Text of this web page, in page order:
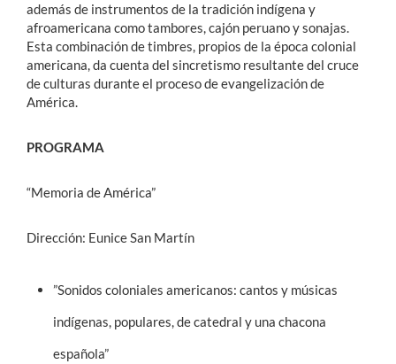
además de instrumentos de la tradición indígena y
afroamericana como tambores, cajón peruano y sonajas.
Esta combinación de timbres, propios de la época colonial
americana, da cuenta del sincretismo resultante del cruce
de culturas durante el proceso de evangelización de
América.
PROGRAMA
“Memoria de América”
Dirección: Eunice San Martín
”Sonidos coloniales americanos: cantos y músicas
indígenas, populares, de catedral y una chacona
española”